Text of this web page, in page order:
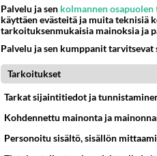
Palvelu ja sen kolmannen
käyttäen evästeitä ja muita teknisiä
tarkoituksenmukaisia mainoksia ja
Palvelu ja sen kumppanit tarvitsevat
Tarkoitukset
Tarkat sijaintitiedot ja
Kohdennettu mainonta ja
Personoitu sisältö, sisällön